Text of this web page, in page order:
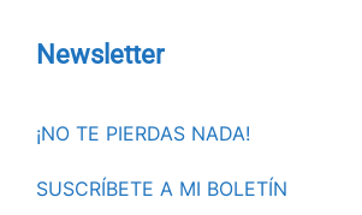
Newsletter
¡NO TE PIERDAS NADA!
SUSCRÍBETE A MI BOLETÍN